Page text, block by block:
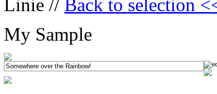
Linie // Back to selection
My Sample